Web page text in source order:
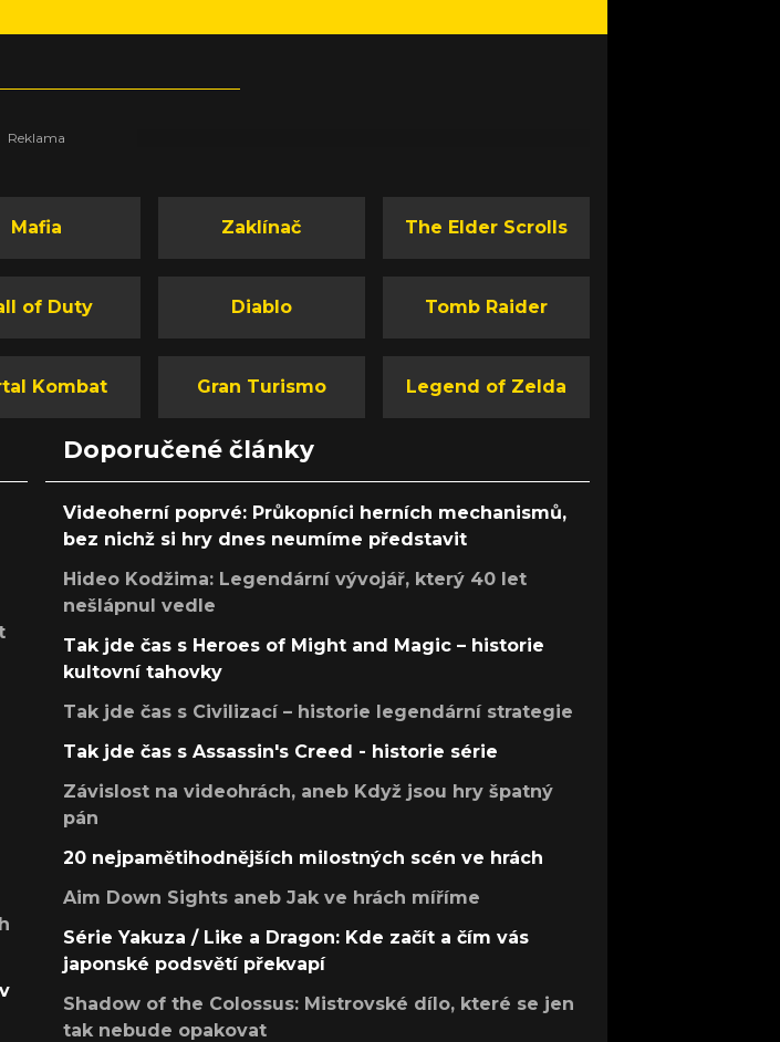
Mafia Zaklínač The Elder Scrolls
of Duty Diablo Tomb Raider
Kombat Gran Turismo Legend of Zelda
Doporučené články
Videoherní poprvé: Průkopníci herních mechanismů,
bez nichž si hry dnes neumíme představit
Hideo Kodžima: Legendární vývojář, který 40 let
nešlápnul vedle
Tak jde čas s Heroes of Might and Magic – historie
kultovní tahovky
Tak jde čas s Civilizací – historie legendární strategie
Tak jde čas s Assassin's Creed - historie série
Závislost na videohrách, aneb Když jsou hry špatný
pán
20 nejpamětihodnějších milostných scén ve hrách
Aim Down Sights aneb Jak ve hrách míříme
Série Yakuza / Like a Dragon: Kde začít a čím vás
japonské podsvětí překvapí
Shadow of the Colossus: Mistrovské dílo, které se jen
tak nebude opakovat